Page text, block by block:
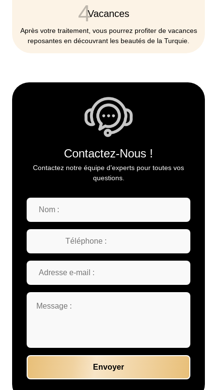
4Vacances
Après votre traitement, vous pourrez profiter de vacances
reposantes en découvrant les beautés de la Turquie.
Contactez-Nous !
Contactez notre équipe d’experts pour toutes vos
questions.